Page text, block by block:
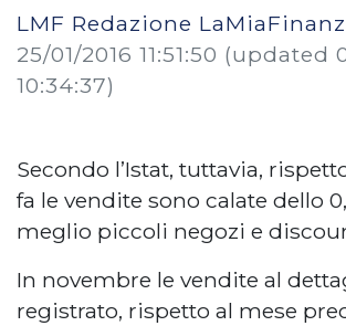
LMF Redazione
25/01/2016 11:51:50 (updated
10:34:37)
Secondo l’Istat, tuttavia,
fa le vendite sono calate dello
meglio piccoli negozi e
In novembre le vendite al
registrato, rispetto al mese